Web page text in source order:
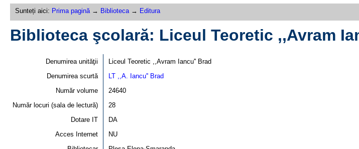
Sunteți aici: Prima pagină→ Biblioteca→ Editura
Biblioteca şcolară: Liceul Teoretic ,,Avram
Denumirea unităţii
Liceul Teoretic ,,Avram Iancu'' Brad
Denumirea scurtă
LT ,,A. Iancu'' Brad
Număr volume
24640
Număr locuri (sala de lectură)
28
Dotare IT
DA
Acces Internet
NU